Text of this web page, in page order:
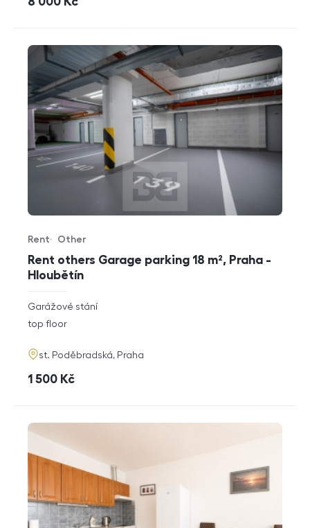
Rent others Garage parking 18 m², Praha -
Hloubětín
Offer type
Rent
Property type
Other
rozměry
disposition
Garážové stání
funkce
top floor
adresa
st. Poděbradská, Praha
cena
1 500 Kč